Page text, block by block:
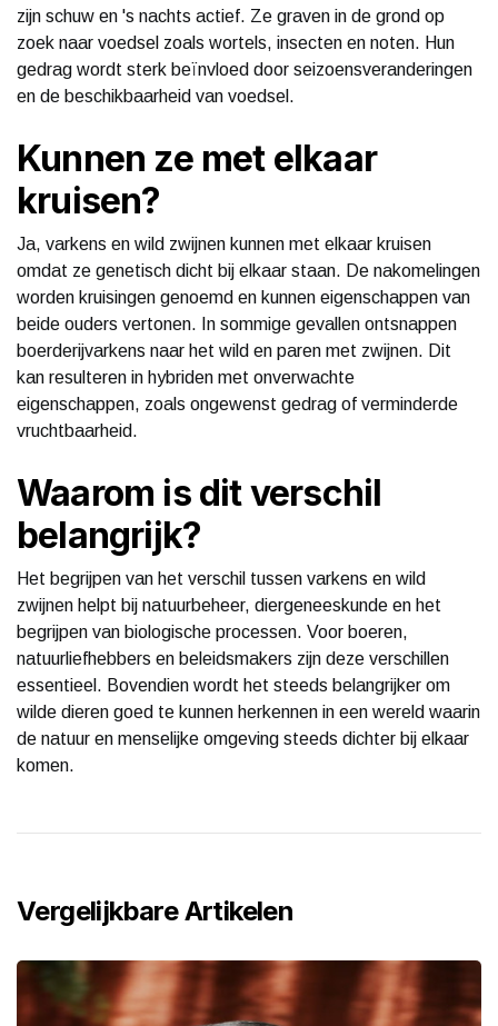
zijn schuw en 's nachts actief. Ze graven in de grond op
zoek naar voedsel zoals wortels, insecten en noten. Hun
gedrag wordt sterk beïnvloed door seizoensveranderingen
en de beschikbaarheid van voedsel.
Kunnen ze met elkaar
kruisen?
Ja, varkens en wild zwijnen kunnen met elkaar kruisen
omdat ze genetisch dicht bij elkaar staan. De nakomelingen
worden kruisingen genoemd en kunnen eigenschappen van
beide ouders vertonen. In sommige gevallen ontsnappen
boerderijvarkens naar het wild en paren met zwijnen. Dit
kan resulteren in hybriden met onverwachte
eigenschappen, zoals ongewenst gedrag of verminderde
vruchtbaarheid.
Waarom is dit verschil
belangrijk?
Het begrijpen van het verschil tussen varkens en wild
zwijnen helpt bij natuurbeheer, diergeneeskunde en het
begrijpen van biologische processen. Voor boeren,
natuurliefhebbers en beleidsmakers zijn deze verschillen
essentieel. Bovendien wordt het steeds belangrijker om
wilde dieren goed te kunnen herkennen in een wereld waarin
de natuur en menselijke omgeving steeds dichter bij elkaar
komen.
Vergelijkbare Artikelen